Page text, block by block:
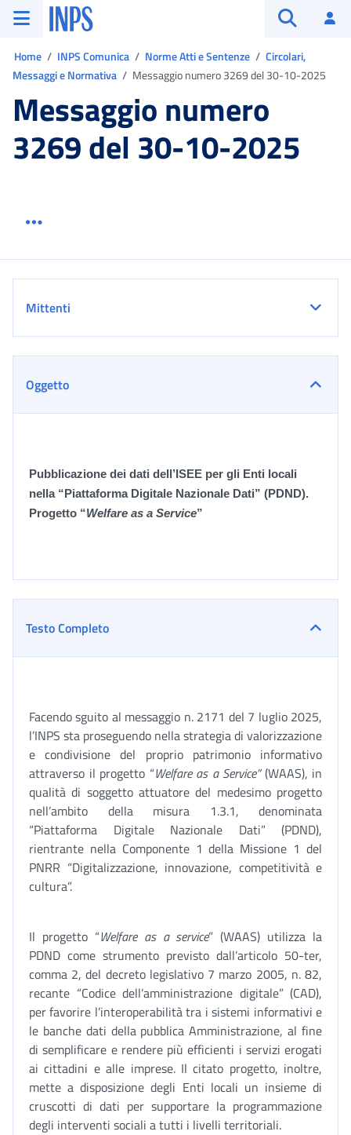
Vai al menu principale
Vai al contenuto principale
Vai al pie' di pagina
INPS ()
Home INPS Comunica Norme Atti e Sentenze
Circolari,
Messaggi e Normativa
Messaggio numero 3269 del 30-10-2025
Messaggio numero
3269 del 30-10-2025
Mittenti
Oggetto
Pubblicazione dei dati dell’ISEE per gli Enti locali
nella “Piattaforma Digitale Nazionale Dati” (PDND).
Progetto “Welfare as a Service”
Testo Completo
Facendo sguito al messaggio n. 2171 del 7 luglio 2025,
l’INPS sta proseguendo nella strategia di valorizzazione
e condivisione del proprio patrimonio informativo
attraverso il progetto “Welfare as a Service”(WAAS), in
qualità di soggetto attuatore del medesimo progetto
nell’ambito della misura 1.3.1, denominata
“Piattaforma Digitale Nazionale Dati” (PDND),
rientrante nella Componente 1 della Missione 1 del
PNRR “Digitalizzazione, innovazione, competitività e
cultura”.
Il progetto “Welfare as a service” (WAAS) utilizza la
PDND come strumento previsto dall’articolo 50-ter,
comma 2, del decreto legislativo 7 marzo 2005, n. 82,
recante “Codice dell’amministrazione digitale” (CAD),
per favorire l’interoperabilità tra i sistemi informativi e
le banche dati della pubblica Amministrazione, al fine
di semplificare e rendere più efficienti i servizi erogati
ai cittadini e alle imprese. Il citato progetto, inoltre,
mette a disposizione degli Enti locali un insieme di
cruscotti di dati per supportare la programmazione
degli interventi sociali a tutti i livelli territoriali.